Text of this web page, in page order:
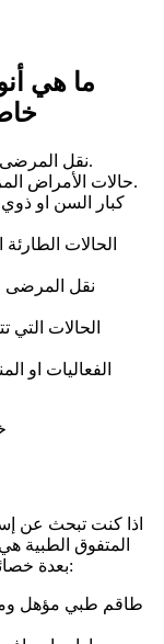
ما هي
نقل المرضى بين المستشفيات لتلقي علاج متخصص.
حالات الأمراض المزمنة التي تحتاج مراقبة طبية أثناء النقل.
كبار السن او ذوي
الحالات
نقل المرضى
الحالات
الفعاليات او
اذا كنت تبحث عن
المتفوق الطبية
بعدة خصائص تجعلها الأفضل عن غيرها وأبرز هذه المزايا:
طاقم طبي مؤهل